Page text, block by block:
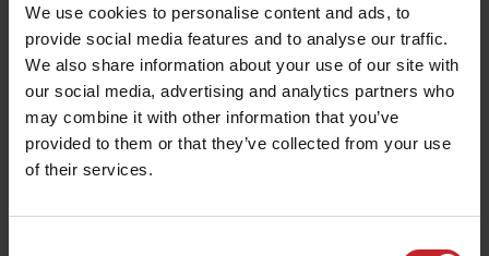
We use cookies to personalise content and ads, to
provide social media features and to analyse our traffic.
We also share information about your use of our site with
our social media, advertising and analytics partners who
may combine it with other information that you’ve
provided to them or that they’ve collected from your use
of their services.
d'environ 8km/h. L'augmentation de la vitesse a
également permis d'obtenir un meilleur résultat
avec une plus grande finesse d'ameublissement
grâce aux dents vibrantes. Cela signifiait que vous
pouviez effectuer qu'un seul passage d'outil, avec
les mêmes résultats, voire des meilleurs ! C'était